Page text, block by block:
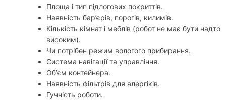
Площа і тип підлогових покриттів.
Наявність бар’єрів, порогів, килимів.
Кількість кімнат і меблів (робот не має бути надто
високим).
Чи потрібен режим вологого прибирання.
Система навігації та управління.
Об’єм контейнера.
Наявність фільтрів для алергіків.
Гучність роботи.